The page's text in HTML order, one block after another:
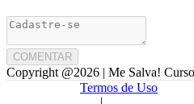
COMENTAR
Copyright @2026 | Me Salva!
Termos de Uso